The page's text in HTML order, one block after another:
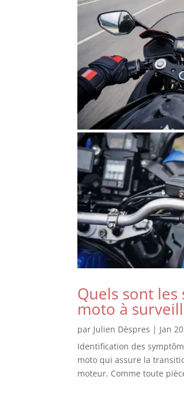
Quels sont les
moto à
par Julien Dèspres | Jan
Identification des
moto qui assure la
moteur. Comme toute